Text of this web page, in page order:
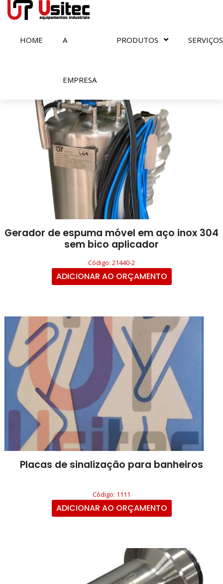
HOME A
EMPRESA
PRODUTOS SERVIÇOS
Gerador de espuma móvel em aço inox 304
sem bico aplicador
Código: 21440-2
ADICIONAR AO ORÇAMENTO
Placas de sinalização para banheiros
Código: 1111
ADICIONAR AO ORÇAMENTO